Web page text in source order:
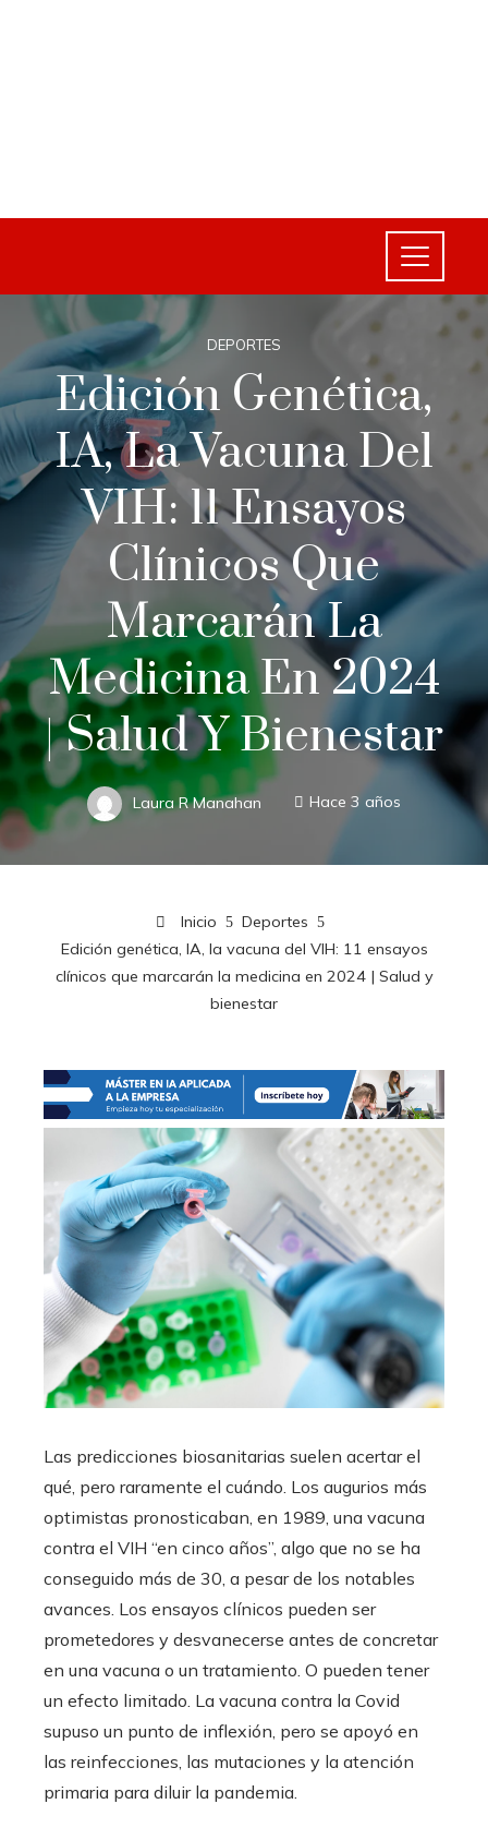
DEPORTES
Edición Genética,
IA, La Vacuna Del
VIH: 11 Ensayos
Clínicos Que
Marcarán La
Medicina En 2024
| Salud Y Bienestar
Laura R Manahan Hace 3 años
Inicio
Deportes
Edición genética, IA, la vacuna del VIH: 11 ensayos
clínicos que marcarán la medicina en 2024 | Salud y
bienestar
Las predicciones biosanitarias suelen acertar el
qué, pero raramente el cuándo. Los augurios más
optimistas pronosticaban, en 1989, una vacuna
contra el VIH “en cinco años”, algo que no se ha
conseguido más de 30, a pesar de los notables
avances. Los ensayos clínicos pueden ser
prometedores y desvanecerse antes de concretar
en una vacuna o un tratamiento. O pueden tener
un efecto limitado. La vacuna contra la Covid
supuso un punto de inflexión, pero se apoyó en
las reinfecciones, las mutaciones y la atención
primaria para diluir la pandemia.